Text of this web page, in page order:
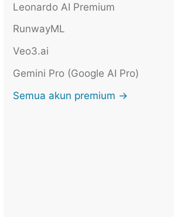
Leonardo AI Premium
RunwayML
Veo3.ai
Gemini Pro (Google AI Pro)
Semua akun premium →